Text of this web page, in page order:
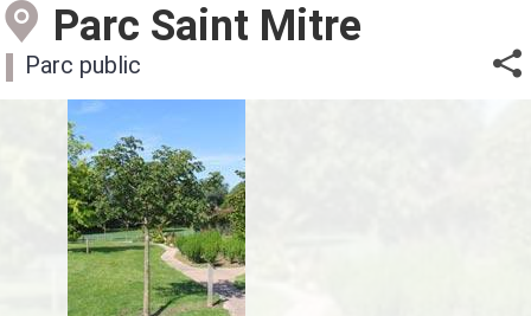
Parc Saint Mitre
Parc public